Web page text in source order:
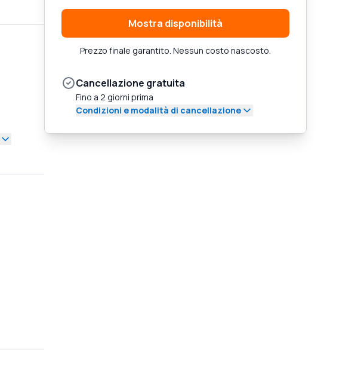
Mostra disponibilità
Prezzo finale garantito. Nessun costo nascosto.
Cancellazione gratuita
Fino a 2 giorni prima
Condizioni e modalità di cancellazione